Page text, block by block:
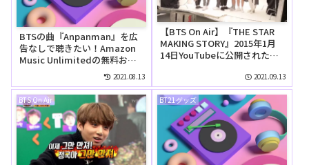
BTSの曲『Anpanman』を広
告なしで聴きたい！Amazon
Music Unlimitedの無料お試
しでリピートして聴ける？2021.08.13
【BTS On Air】『THE STAR
MAKING STORY』2015年1月
14日YouTubeに公開された
2021.09.13
BTS On Air BT21グッズ